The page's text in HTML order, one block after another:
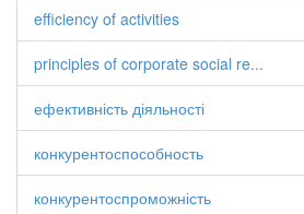
efficiency of activities
principles of corporate social re...
ефективність діяльності
конкурентоспособность
конкурентоспроможність